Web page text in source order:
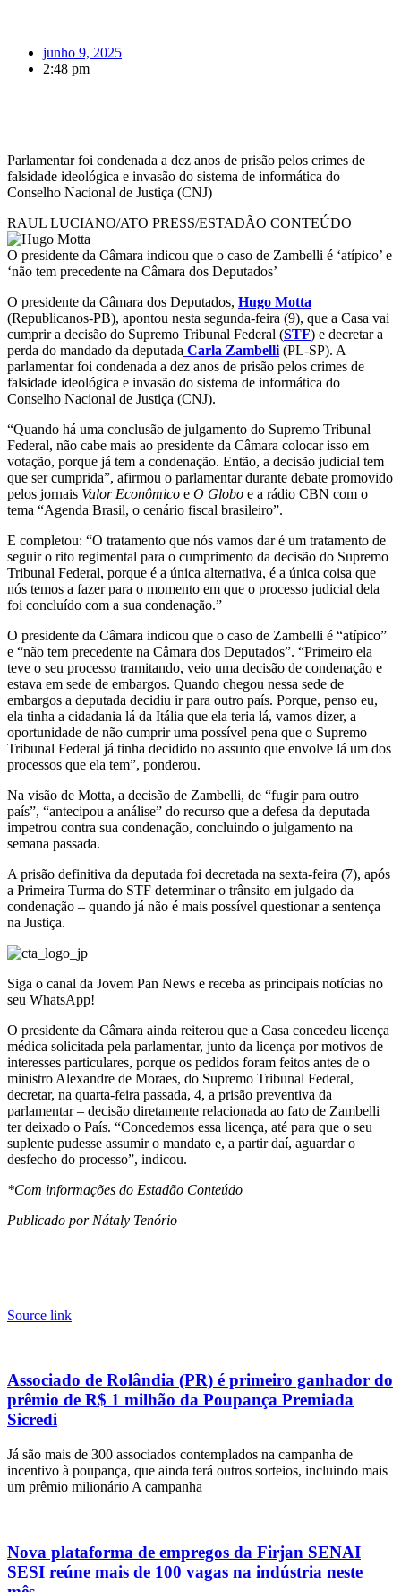
junho 9, 2025
2:48 pm
Parlamentar foi condenada a dez anos de prisão pelos crimes de
falsidade ideológica e invasão do sistema de informática do
Conselho Nacional de Justiça (CNJ)
RAUL LUCIANO/ATO PRESS/ESTADÃO CONTEÚDO
O presidente da Câmara indicou que o caso de Zambelli é ‘atípico’ e
‘não tem precedente na Câmara dos Deputados’
O presidente da Câmara dos Deputados, Hugo Motta
(Republicanos-PB), apontou nesta segunda-feira (9), que a Casa vai
cumprir a decisão do Supremo Tribunal Federal (STF) e decretar a
perda do mandado da deputada Carla Zambelli (PL-SP). A
parlamentar foi condenada a dez anos de prisão pelos crimes de
falsidade ideológica e invasão do sistema de informática do
Conselho Nacional de Justiça (CNJ).
“Quando há uma conclusão de julgamento do Supremo Tribunal
Federal, não cabe mais ao presidente da Câmara colocar isso em
votação, porque já tem a condenação. Então, a decisão judicial tem
que ser cumprida”, afirmou o parlamentar durante debate promovido
pelos jornais Valor Econômico e O Globo e a rádio CBN com o
tema “Agenda Brasil, o cenário fiscal brasileiro”.
E completou: “O tratamento que nós vamos dar é um tratamento de
seguir o rito regimental para o cumprimento da decisão do Supremo
Tribunal Federal, porque é a única alternativa, é a única coisa que
nós temos a fazer para o momento em que o processo judicial dela
foi concluído com a sua condenação.”
O presidente da Câmara indicou que o caso de Zambelli é “atípico”
e “não tem precedente na Câmara dos Deputados”. “Primeiro ela
teve o seu processo tramitando, veio uma decisão de condenação e
estava em sede de embargos. Quando chegou nessa sede de
embargos a deputada decidiu ir para outro país. Porque, penso eu,
ela tinha a cidadania lá da Itália que ela teria lá, vamos dizer, a
oportunidade de não cumprir uma possível pena que o Supremo
Tribunal Federal já tinha decidido no assunto que envolve lá um dos
processos que ela tem”, ponderou.
Na visão de Motta, a decisão de Zambelli, de “fugir para outro
país”, “antecipou a análise” do recurso que a defesa da deputada
impetrou contra sua condenação, concluindo o julgamento na
semana passada.
A prisão definitiva da deputada foi decretada na sexta-feira (7), após
a Primeira Turma do STF determinar o trânsito em julgado da
condenação – quando já não é mais possível questionar a sentença
na Justiça.
Siga o canal da Jovem Pan News e receba as principais notícias no
seu WhatsApp!
O presidente da Câmara ainda reiterou que a Casa concedeu licença
médica solicitada pela parlamentar, junto da licença por motivos de
interesses particulares, porque os pedidos foram feitos antes de o
ministro Alexandre de Moraes, do Supremo Tribunal Federal,
decretar, na quarta-feira passada, 4, a prisão preventiva da
parlamentar – decisão diretamente relacionada ao fato de Zambelli
ter deixado o País. “Concedemos essa licença, até para que o seu
suplente pudesse assumir o mandato e, a partir daí, aguardar o
desfecho do processo”, indicou.
*Com informações do Estadão Conteúdo
Publicado por Nátaly Tenório
Source link
Associado de Rolândia (PR) é primeiro ganhador do
prêmio de R$ 1 milhão da Poupança Premiada
Sicredi
Já são mais de 300 associados contemplados na campanha de
incentivo à poupança, que ainda terá outros sorteios, incluindo mais
um prêmio milionário A campanha
Nova plataforma de empregos da Firjan SENAI
SESI reúne mais de 100 vagas na indústria neste